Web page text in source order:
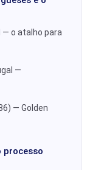
— o atalho para
—
— Golden
processo